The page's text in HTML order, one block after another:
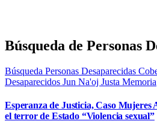
Búsqueda de Personas
Búsqueda Personas Desaparecidas
Desaparecidos Jun Na'oj Justa Memoria
Esperanza de Justicia, Caso Mujeres
el terror de Estado “Violencia sexual”